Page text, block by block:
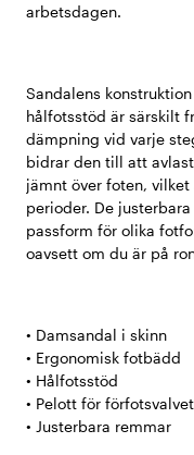
arbetsdagen.
Sandalens
hålfotsstöd är särskilt
dämpning vid varje
bidrar den till att
jämnt över foten,
perioder. De
passform för olika
oavsett om du är på
• Damsandal i skinn
• Ergonomisk fotbädd
• Hålfotsstöd
• Pelott för förfotsvalvet
• Justerbara remmar